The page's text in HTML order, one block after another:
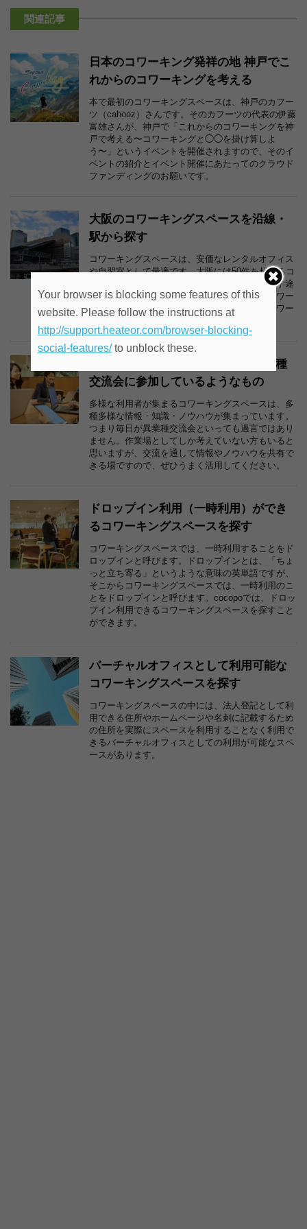
関連記事
日本のコワーキング発祥の地 神戸でこ
れからのコワーキングを考える
本で最初のコワーキングスペースは、神戸のカフー
ツ（cahooz）さんです。そのカフーツの代表の伊藤
富雄さんが、神戸で「これからのコワーキングを神
戸で考える〜コワーキングと◯◯を掛け算しよ
う〜」というイベントを開催されますので、そのイ
ベントの紹介とイベント開催にあたってのクラウド
ファンディングのお願いです。
大阪のコワーキングスペースを沿線・
駅から探す
コワーキングスペースは、安価なレンタルオフィス
や自習室として最適です。大阪には50件を超えるコ
ワーキングスペースがあります。通勤途中や通学途
中、自宅からアクセスしやすい沿線・駅別のコワー
キングスペースを探せるように沿線、駅別のコワー
コワーキングスペースは毎日が異業種
交流会に参加しているようなもの
多様な利用者が集まるコワーキングスペースは、多
種多様な情報・知識・ノウハウが集まっています。
つまり毎日が異業種交流会といっても過言ではあり
ません。作業場としてしか考えていない方もいると
思いますが、交流を通して情報やノウハウを共有で
きる場ですので、ぜひうまく活用してください。
ドロップイン利用（一時利用）ができ
るコワーキングスペースを探す
コワーキングスペースでは、一時利用することをド
ロップインと呼びます。ドロップインとは、「ちょ
っと立ち寄る」というような意味の英単語ですが、
そこからコワーキングスペースでは、一時利用のこ
とをドロップインと呼びます。cocopoでは、ドロッ
プイン利用できるコワーキングスペースを探すこと
ができます。
バーチャルオフィスとして利用可能な
コワーキングスペースを探す
コワーキングスペースの中には、法人登記として利
用できる住所やホームページや名刺に記載するため
の住所を実際にスペースを利用することなく利用で
きるバーチャルオフィスとしての利用が可能なスペ
ースがあります。
Your browser is blocking some features of this
website. Please follow the instructions at
http://support.heateor.com/browser-blocking-
social-features/to unblock these.